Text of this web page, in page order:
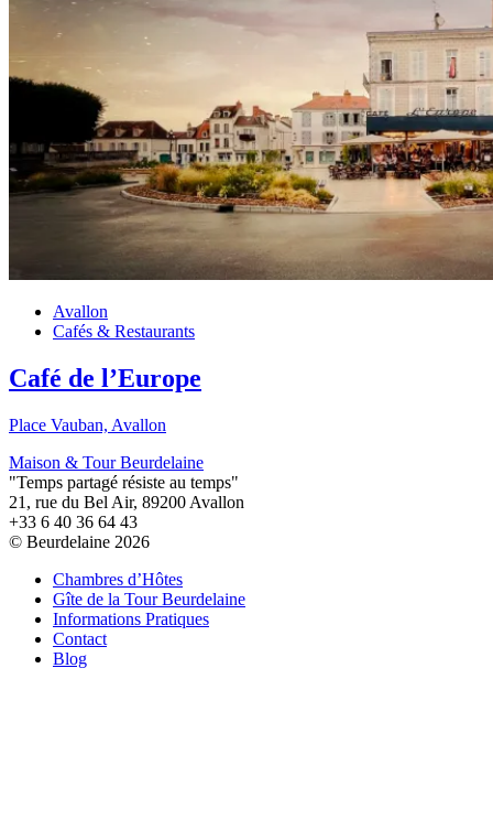
Avallon
Cafés & Restaurants
Café de l’Europe
Place Vauban, Avallon
Maison & Tour Beurdelaine
"Temps partagé résiste au temps"
21, rue du Bel Air, 89200 Avallon
+33 6 40 36 64 43
© Beurdelaine 2026
Chambres d’Hôtes
Gîte de la Tour Beurdelaine
Informations Pratiques
Contact
Blog